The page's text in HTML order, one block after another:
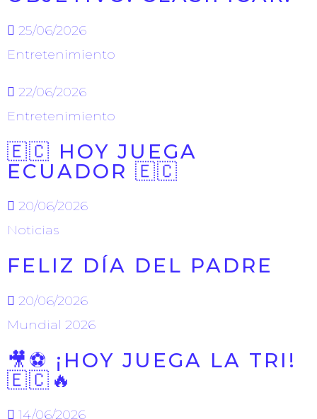
25/06/2026
Entretenimiento
22/06/2026
Entretenimiento
🇪🇨 HOY JUEGA
ECUADOR 🇪🇨
20/06/2026
Noticias
FELIZ DÍA DEL PADRE
20/06/2026
Mundial 2026
🎥⚽ ¡HOY JUEGA LA TRI!
🇪🇨🔥
14/06/2026